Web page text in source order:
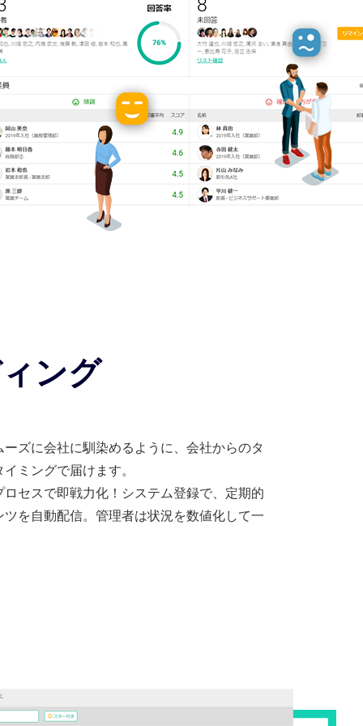
ング
ズに会社に馴染めるように、会社からのタ
ミングで届けます。
セスで即戦力化！システム登録で、定期的
を自動配信。管理者は状況を数値化して一